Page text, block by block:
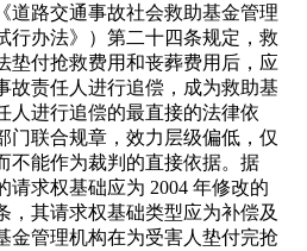
道路交通事故社会救助基金管理
行办法》）第二十四条规定，救
垫付抢救费用和丧葬费用后，应
故责任人进行追偿，成为救助基
人进行追偿的最直接的法律依
门联合规章，效力层级偏低，仅
不能作为裁判的直接依据。据
请求权基础应为 2004 年修改的
，其请求权基础类型应为补偿及
金管理机构在为受害人垫付完抢